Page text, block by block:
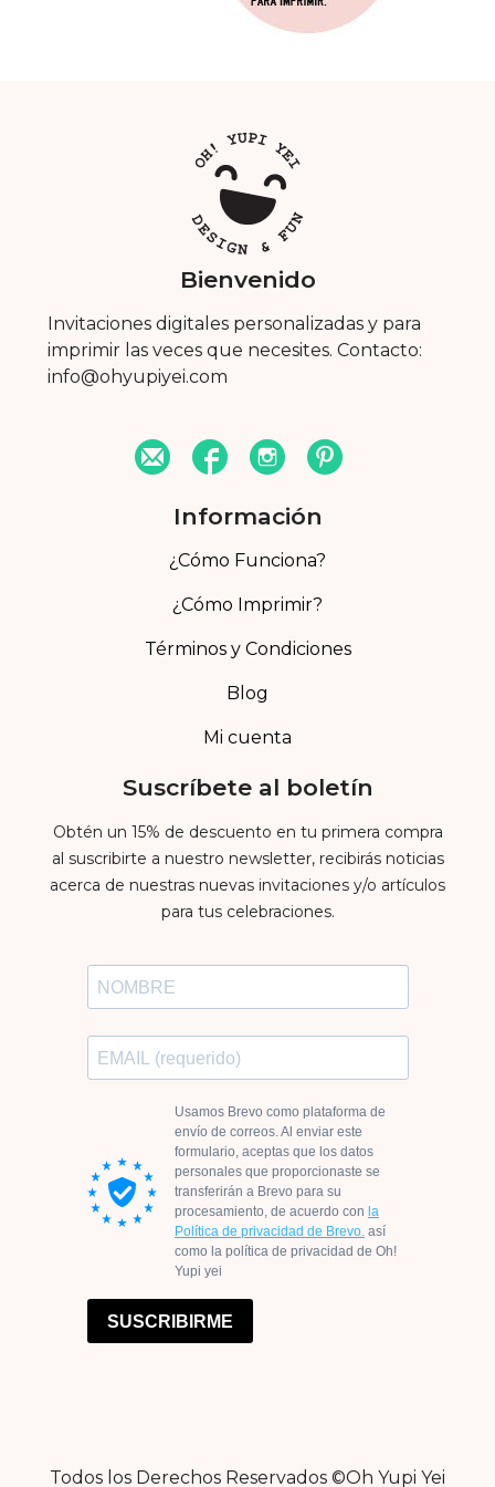
Bienvenido
Invitaciones digitales personalizadas y para
imprimir las veces que necesites. Contacto:
info@ohyupiyei.com
Información
¿Cómo Funciona?
¿Cómo Imprimir?
Términos y Condiciones
Blog
Mi cuenta
Suscríbete al boletín
Obtén un 15% de descuento en tu primera compra
al suscribirte a nuestro newsletter, recibirás noticias
acerca de nuestras nuevas invitaciones y/o artículos
para tus celebraciones.
Todos los Derechos Reservados ©Oh Yupi Yei